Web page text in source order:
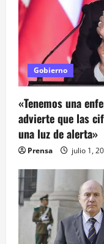
d
e
e
n
t
r
a
d
Gobierno
«Tenemos una
advierte que las
una luz de alerta»
Prensa julio 1,